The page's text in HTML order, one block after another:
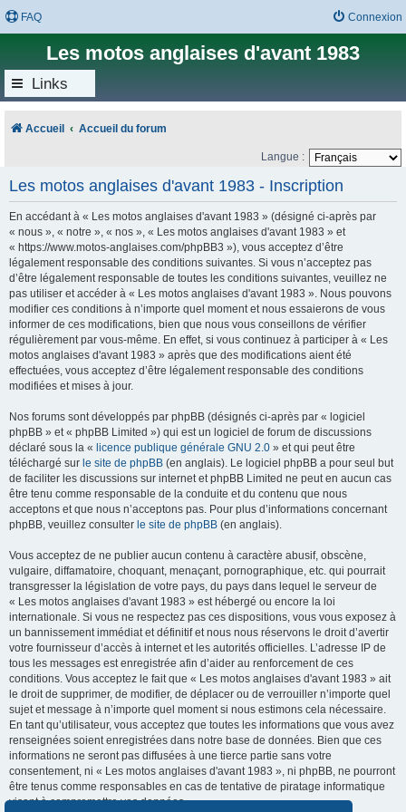
FAQ Connexion
Les motos anglaises d'avant 1983
Links
Accueil Accueil du forum
Langue :
Les motos anglaises d'avant 1983 - Inscription
En accédant à « Les motos anglaises d'avant 1983 » (désigné ci-après par
« nous », « notre », « nos », « Les motos anglaises d'avant 1983 » et
« https://www.motos-anglaises.com/phpBB3 »), vous acceptez d’être
légalement responsable des conditions suivantes. Si vous n’acceptez pas
d’être légalement responsable de toutes les conditions suivantes, veuillez ne
pas utiliser et accéder à « Les motos anglaises d'avant 1983 ». Nous pouvons
modifier ces conditions à n’importe quel moment et nous essaierons de vous
informer de ces modifications, bien que nous vous conseillons de vérifier
régulièrement par vous-même. En effet, si vous continuez à participer à « Les
motos anglaises d'avant 1983 » après que des modifications aient été
effectuées, vous acceptez d’être légalement responsable des conditions
modifiées et mises à jour.
Nos forums sont développés par phpBB (désignés ci-après par « logiciel
phpBB » et « phpBB Limited ») qui est un logiciel de forum de discussions
déclaré sous la « licence publique générale GNU 2.0 » et qui peut être
téléchargé sur le site de phpBB (en anglais). Le logiciel phpBB a pour seul but
de faciliter les discussions sur internet et phpBB Limited ne peut en aucun cas
être tenu comme responsable de la conduite et du contenu que nous
acceptons et que nous n’acceptons pas. Pour plus d’informations concernant
phpBB, veuillez consulter le site de phpBB (en anglais).
Vous acceptez de ne publier aucun contenu à caractère abusif, obscène,
vulgaire, diffamatoire, choquant, menaçant, pornographique, etc. qui pourrait
transgresser la législation de votre pays, du pays dans lequel le serveur de
« Les motos anglaises d'avant 1983 » est hébergé ou encore la loi
internationale. Si vous ne respectez pas ces dispositions, vous vous exposez à
un bannissement immédiat et définitif et nous nous réservons le droit d’avertir
votre fournisseur d’accès à internet et les autorités officielles. L’adresse IP de
tous les messages est enregistrée afin d’aider au renforcement de ces
conditions. Vous acceptez le fait que « Les motos anglaises d'avant 1983 » ait
le droit de supprimer, de modifier, de déplacer ou de verrouiller n’importe quel
sujet et message à n’importe quel moment si nous estimons cela nécessaire.
En tant qu’utilisateur, vous acceptez que toutes les informations que vous avez
renseignées soient enregistrées dans notre base de données. Bien que ces
informations ne seront pas diffusées à une tierce partie sans votre
consentement, ni « Les motos anglaises d'avant 1983 », ni phpBB, ne pourront
être tenus comme responsables en cas de tentative de piratage informatique
visant à compromettre vos données.